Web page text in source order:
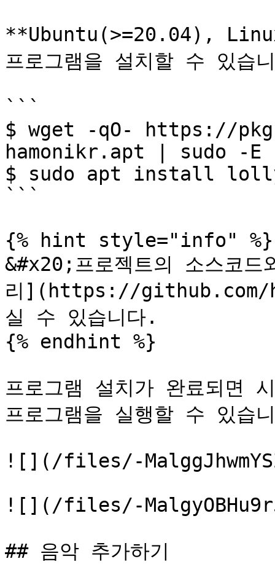
**Ubuntu(>=20.04),
프로그램을 설치할 수 있습
```
$ wget -qO- https://
hamonikr.apt | sudo -E
$ sudo apt install
```
{% hint style="info" %}
&#x20;프로젝트의 소스코
리](https://github.com/
실 수 있습니다.
{% endhint %}
프로그램 설치가 완료되면
프로그램을 실행할 수 있습
![](/files/-
![](/files/-
## 음악 추가하기